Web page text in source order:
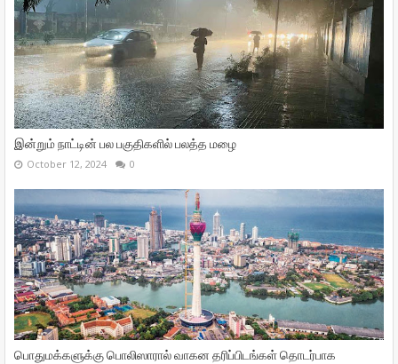
இன்றும் நாட்டின் பல பகுதிகளில் பலத்த மழை
October 12, 2024 0
பொதுமக்களுக்கு பொலிஸாரால் வாகன தரிப்பிடங்கள் தொடர்பாக